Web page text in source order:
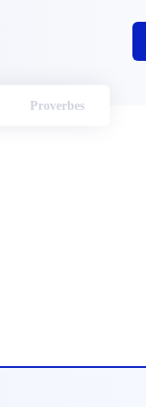
Proverbes